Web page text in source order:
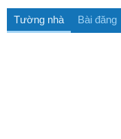
Tường nhà Bài đăng